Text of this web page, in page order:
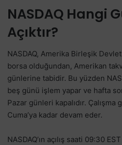
NASDAQ Hangi
Açıktır?
NASDAQ, Amerika Birleşik
borsa olduğundan, Amerikan
günlerine tabidir. Bu yüzden
beş günü işlem yapar ve hafta
Pazar günleri kapalıdır. Çalışma
Cuma’ya kadar devam eder.
NASDAQ’ın açılış saati 09:30